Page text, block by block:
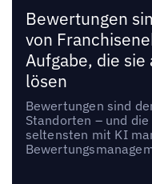
Bewertungen
von
Aufgabe, die
lösen
Bewertungen sind
Standorten – und
seltensten mit KI